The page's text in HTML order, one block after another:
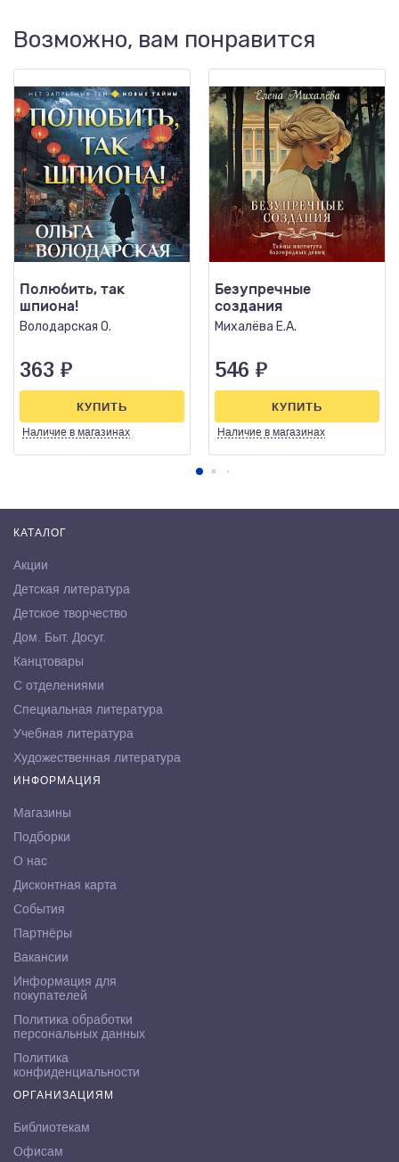
Возможно, вам понравится
Полюбить, так
шпиона!
Володарская О.
363 ₽
Наличие в магазинах
КУПИТЬ
Безупречные
создания
Михалёва Е.А.
546 ₽
Наличие в магазинах
КУПИТЬ
КАТАЛОГ
Акции
Детская литература
Детское творчество
Дом. Быт. Досуг.
Канцтовары
С отделениями
Специальная литература
Учебная литература
Художественная литература
ИНФОРМАЦИЯ
Магазины
Подборки
О нас
Дисконтная карта
События
Партнёры
Вакансии
Информация для
покупателей
Политика обработки
персональных данных
Политика
конфиденциальности
ОРГАНИЗАЦИЯМ
Библиотекам
Офисам